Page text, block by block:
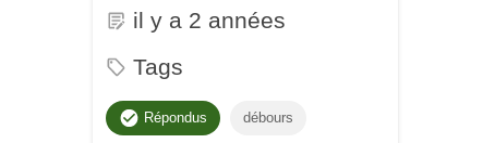
il y a 2 années
Tags
Répondus débours